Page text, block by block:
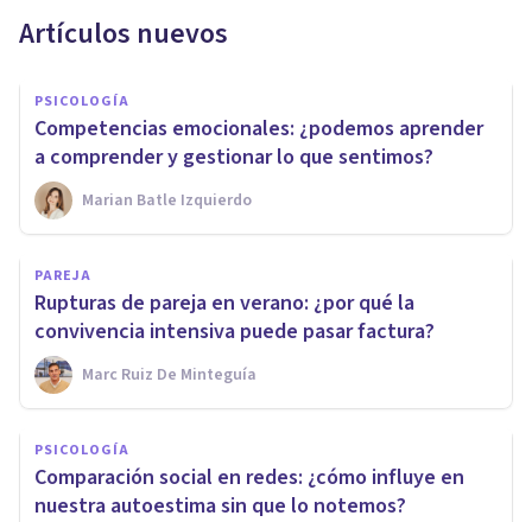
Artículos nuevos
PSICOLOGÍA
Competencias emocionales: ¿podemos aprender
a comprender y gestionar lo que sentimos?
Marian Batle Izquierdo
PAREJA
Rupturas de pareja en verano: ¿por qué la
convivencia intensiva puede pasar factura?
Marc Ruiz De Minteguía
PSICOLOGÍA
Comparación social en redes: ¿cómo influye en
nuestra autoestima sin que lo notemos?